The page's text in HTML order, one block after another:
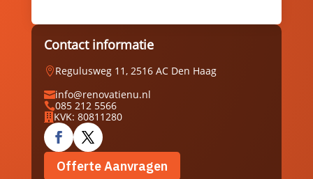
Contact informatie
Regulusweg 11, 2516 AC Den Haag
info@renovatienu.nl
085 212 5566
 KVK: 80811280
Offerte Aanvragen